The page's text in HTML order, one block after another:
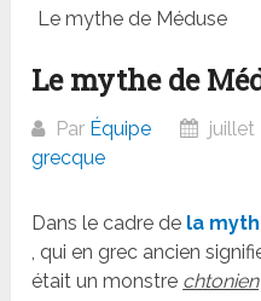
Le mythe de Méduse
Le mythe de
Par Équipe juillet
grecque
Dans le cadre de la
, qui en grec ancien
était un monstre chtonien